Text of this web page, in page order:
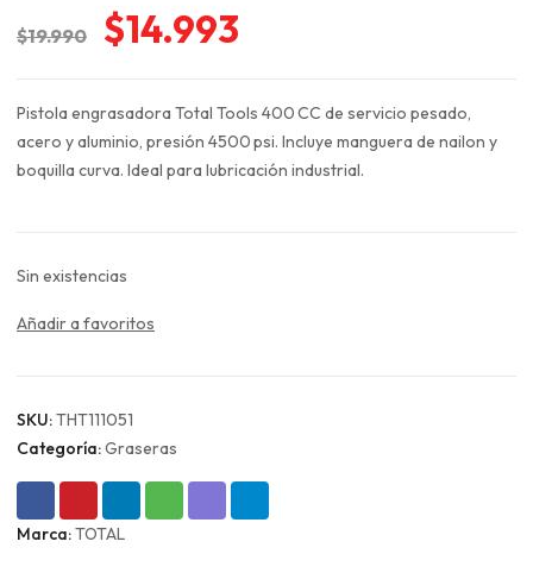
$19.990
El
original
era:
$19.990.
$14.993
actual
es:
$14.993.
Pistola engrasadora Total Tools 400 CC de servicio pesado,
acero y aluminio, presión 4500 psi. Incluye manguera de nailon y
boquilla curva. Ideal para lubricación industrial.
Sin existencias
Añadir a favoritos
SKU:THT111051
Categoría:Graseras
Marca:TOTAL